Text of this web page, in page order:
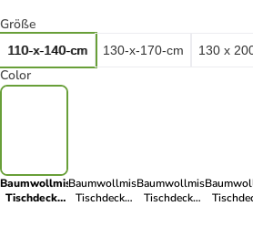
Größe
110-x-140-cm 130-x-170-cm 130 x
Color
Baumwollmischung
Tischdecke
Baumwollmischung
Tischdecke
Baumwollmischung
Tischdecke